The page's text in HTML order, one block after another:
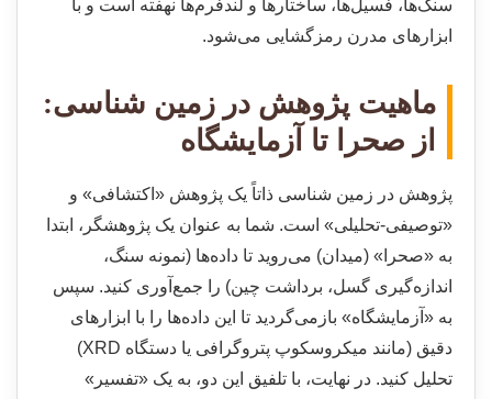
سنگ‌ها، فسیل‌ها، ساختارها و لندفرم‌ها نهفته است و با
ابزارهای مدرن رمزگشایی می‌شود.
ماهیت پژوهش در زمین شناسی:
از صحرا تا آزمایشگاه
پژوهش در زمین شناسی ذاتاً یک پژوهش «اکتشافی» و
«توصیفی-تحلیلی» است. شما به عنوان یک پژوهشگر، ابتدا
به «صحرا» (میدان) می‌روید تا داده‌ها (نمونه سنگ،
اندازه‌گیری گسل، برداشت چین) را جمع‌آوری کنید. سپس
به «آزمایشگاه» بازمی‌گردید تا این داده‌ها را با ابزارهای
دقیق (مانند میکروسکوپ پتروگرافی یا دستگاه XRD)
تحلیل کنید. در نهایت، با تلفیق این دو، به یک «تفسیر»